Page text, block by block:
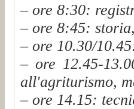
– ore 8:30:
– ore 8:45:
– ore 10.30/
– ore 12.45-
all'agriturismo,
– ore 14.15: